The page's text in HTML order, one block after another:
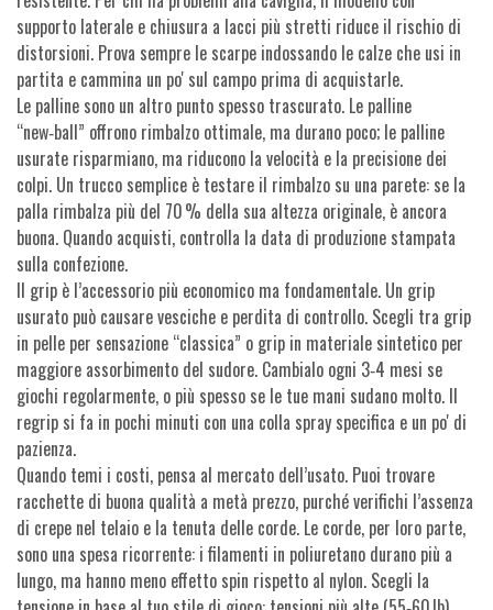
supporto laterale e chiusura a lacci più stretti riduce il rischio di
distorsioni. Prova sempre le scarpe indossando le calze che usi in
partita e cammina un po' sul campo prima di acquistarle.
Le palline sono un altro punto spesso trascurato. Le palline
“new‑ball” offrono rimbalzo ottimale, ma durano poco; le palline
usurate risparmiano, ma riducono la velocità e la precisione dei
colpi. Un trucco semplice è testare il rimbalzo su una parete: se la
palla rimbalza più del 70 % della sua altezza originale, è ancora
buona. Quando acquisti, controlla la data di produzione stampata
sulla confezione.
Il grip è l’accessorio più economico ma fondamentale. Un grip
usurato può causare vesciche e perdita di controllo. Scegli tra grip
in pelle per sensazione “classica” o grip in materiale sintetico per
maggiore assorbimento del sudore. Cambialo ogni 3‑4 mesi se
giochi regolarmente, o più spesso se le tue mani sudano molto. Il
regrip si fa in pochi minuti con una colla spray specifica e un po' di
pazienza.
Quando temi i costi, pensa al mercato dell’usato. Puoi trovare
racchette di buona qualità a metà prezzo, purché verifichi l’assenza
di crepe nel telaio e la tenuta delle corde. Le corde, per loro parte,
sono una spesa ricorrente: i filamenti in poliuretano durano più a
lungo, ma hanno meno effetto spin rispetto al nylon. Scegli la